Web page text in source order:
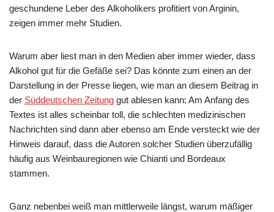
geschundene Leber des Alkoholikers profitiert von Arginin,
zeigen immer mehr Studien.
Warum aber liest man in den Medien aber immer wieder, dass
Alkohol gut für die Gefäße sei? Das könnte zum einen an der
Darstellung in der Presse liegen, wie man an diesem Beitrag in
der Süddeutschen Zeitung gut ablesen kann: Am Anfang des
Textes ist alles scheinbar toll, die schlechten medizinischen
Nachrichten sind dann aber ebenso am Ende versteckt wie der
Hinweis darauf, dass die Autoren solcher Studien überzufällig
häufig aus Weinbauregionen wie Chianti und Bordeaux
stammen.
Ganz nebenbei weiß man mittlerweile längst, warum mäßiger